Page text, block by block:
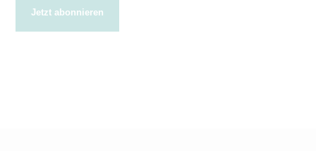
Jetzt abonnieren